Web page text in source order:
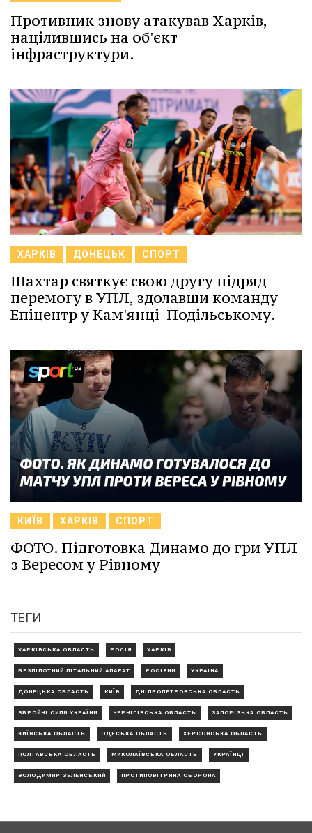
Противник знову атакував Харків,
націлившись на об'єкт
інфраструктури.
ХАРКІВ ДОНЕЦЬК СПОРТ
Шахтар святкує свою другу підряд
перемогу в УПЛ, здолавши команду
Епіцентр у Кам'янці-Подільському.
КИЇВ ХАРКІВ СПОРТ
ФОТО. Підготовка Динамо до гри УПЛ
з Вересом у Рівному
ТЕГИ
ХАРКІВСЬКА ОБЛАСТЬ РОСІЯ ХАРКІВ
БЕЗПІЛОТНИЙ ЛІТАЛЬНИЙ АПАРАТ РОСІЯНИ УКРАЇНА
ДОНЕЦЬКА ОБЛАСТЬ КИЇВ ДНІПРОПЕТРОВСЬКА ОБЛАСТЬ
ЗБРОЙНІ СИЛИ УКРАЇНИ ЧЕРНІГІВСЬКА ОБЛАСТЬ ЗАПОРІЗЬКА ОБЛАСТЬ
КИЇВСЬКА ОБЛАСТЬ ОДЕСЬКА ОБЛАСТЬ ХЕРСОНСЬКА ОБЛАСТЬ
ПОЛТАВСЬКА ОБЛАСТЬ МИКОЛАЇВСЬКА ОБЛАСТЬ УКРАЇНЦІ
ВОЛОДИМИР ЗЕЛЕНСЬКИЙ ПРОТИПОВІТРЯНА ОБОРОНА